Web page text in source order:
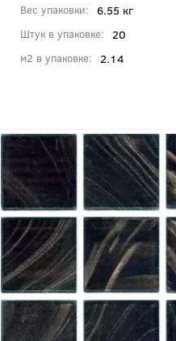
Вес упаковки 6.55 кг
Штук в упаковке 20
м2 в упаковке 2.14